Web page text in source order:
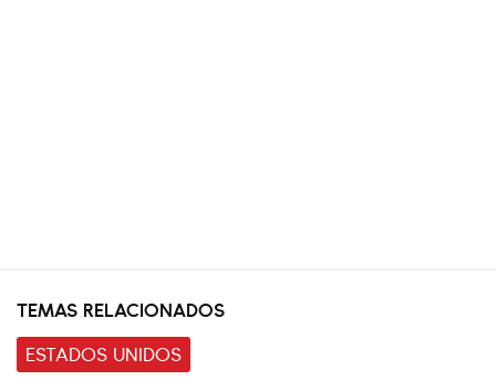
TEMAS RELACIONADOS
ESTADOS UNIDOS